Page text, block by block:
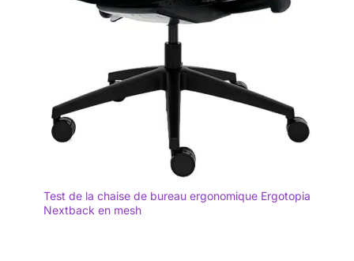
Test de la chaise de bureau ergonomique Ergotopia
Nextback en mesh